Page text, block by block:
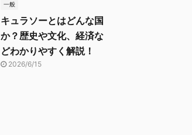
一般
キュラソーとはどんな国
か？歴史や文化、経済な
どわかりやすく解説！
2026/6/15